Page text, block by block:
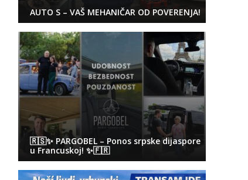
AUTO S – VAŠ MEHANIČAR OD POVERENJA!
🇷🇸✨ PARGOBEL – Ponos srpske dijaspore
u Francuskoj! ✨🇫🇷